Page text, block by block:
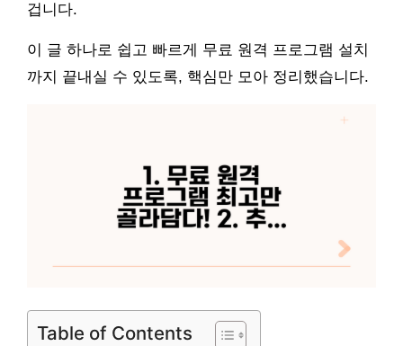
겁니다.
이 글 하나로 쉽고 빠르게 무료 원격 프로그램 설치
까지 끝내실 수 있도록, 핵심만 모아 정리했습니다.
Table of Contents